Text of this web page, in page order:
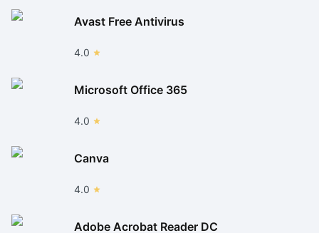
Avast Free Antivirus
4.0
Microsoft Office 365
4.0
Canva
4.0
Adobe Acrobat Reader DC